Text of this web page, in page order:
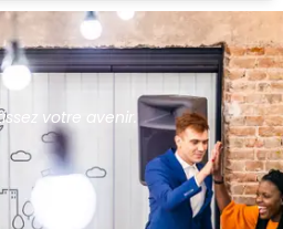
votre avenir.